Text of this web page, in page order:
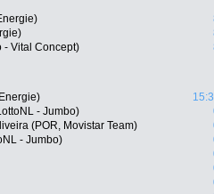
- Vital Concept)
- Jumbo)
(POR, Movistar Team)
- Jumbo)